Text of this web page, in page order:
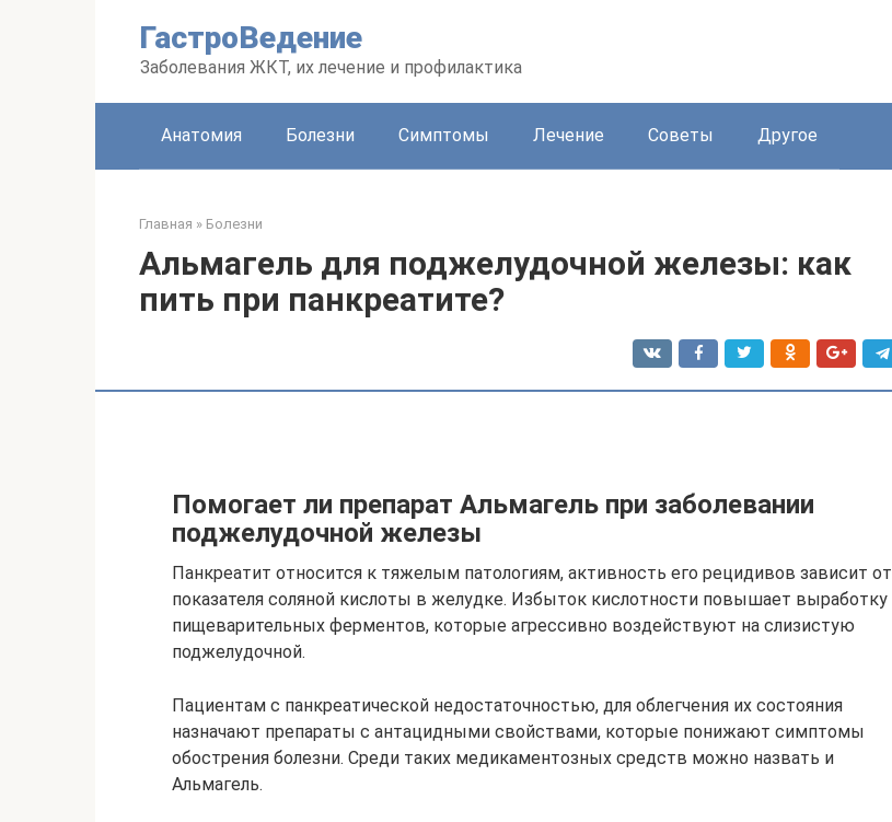
ГастроВедение
Заболевания ЖКТ, их лечение и профилактика
Анатомия Болезни Симптомы Лечение Советы Другое
Главная » Болезни
Альмагель для поджелудочной железы: как
пить при панкреатите?
Помогает ли препарат Альмагель при заболевании
поджелудочной железы
Панкреатит относится к тяжелым патологиям, активность его рецидивов зависит от
показателя соляной кислоты в желудке. Избыток кислотности повышает выработку
пищеварительных ферментов, которые агрессивно воздействуют на слизистую
поджелудочной.
Пациентам с панкреатической недостаточностью, для облегчения их состояния
назначают препараты с антацидными свойствами, которые понижают симптомы
обострения болезни. Среди таких медикаментозных средств можно назвать и
Альмагель.